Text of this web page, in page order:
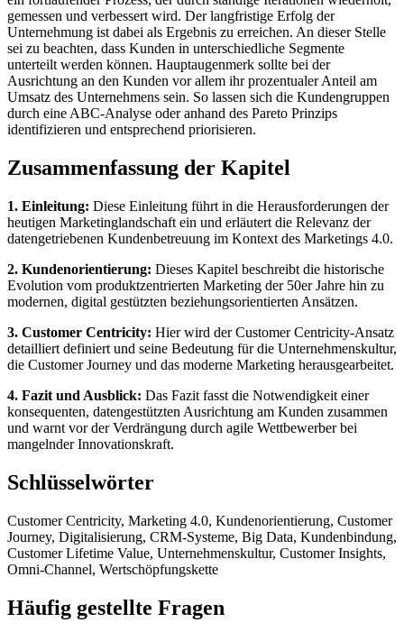
gemessen und verbessert wird. Der langfristige Erfolg der
Unternehmung ist dabei als Ergebnis zu erreichen. An dieser Stelle
sei zu beachten, dass Kunden in unterschiedliche Segmente
unterteilt werden können. Hauptaugenmerk sollte bei der
Ausrichtung an den Kunden vor allem ihr prozentualer Anteil am
Umsatz des Unternehmens sein. So lassen sich die Kundengruppen
durch eine ABC-Analyse oder anhand des Pareto Prinzips
identifizieren und entsprechend priorisieren.
Zusammenfassung der Kapitel
1. Einleitung: Diese Einleitung führt in die Herausforderungen der
heutigen Marketinglandschaft ein und erläutert die Relevanz der
datengetriebenen Kundenbetreuung im Kontext des Marketings 4.0.
2. Kundenorientierung: Dieses Kapitel beschreibt die historische
Evolution vom produktzentrierten Marketing der 50er Jahre hin zu
modernen, digital gestützten beziehungsorientierten Ansätzen.
3. Customer Centricity: Hier wird der Customer Centricity-Ansatz
detailliert definiert und seine Bedeutung für die Unternehmenskultur,
die Customer Journey und das moderne Marketing herausgearbeitet.
4. Fazit und Ausblick: Das Fazit fasst die Notwendigkeit einer
konsequenten, datengestützten Ausrichtung am Kunden zusammen
und warnt vor der Verdrängung durch agile Wettbewerber bei
mangelnder Innovationskraft.
Schlüsselwörter
Customer Centricity, Marketing 4.0, Kundenorientierung, Customer
Journey, Digitalisierung, CRM-Systeme, Big Data, Kundenbindung,
Customer Lifetime Value, Unternehmenskultur, Customer Insights,
Omni-Channel, Wertschöpfungskette
Häufig gestellte Fragen